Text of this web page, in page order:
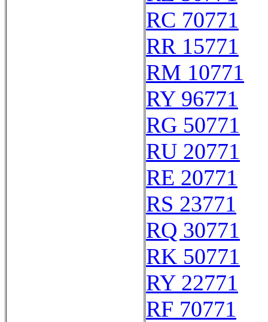
RC 70771
RR 15771
RM 10771
RY 96771
RG 50771
RU 20771
RE 20771
RS 23771
RQ 30771
RK 50771
RY 22771
RF 70771